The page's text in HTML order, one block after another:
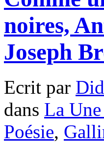
noires,
Joseph
Ecrit par
dans La
Poésie,